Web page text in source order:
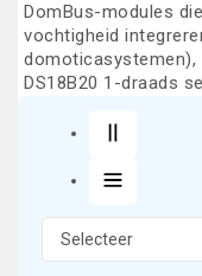
DomBus-modules
vochtigheid
domoticasystemen),
DS18B20 1-draads
Selecteer